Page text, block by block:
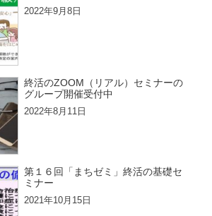
2022年9月8日
終活のZOOM（リアル）セミナーの
グループ開催受付中
2022年8月11日
第１６回「まちゼミ」終活の基礎セ
ミナー
2021年10月15日